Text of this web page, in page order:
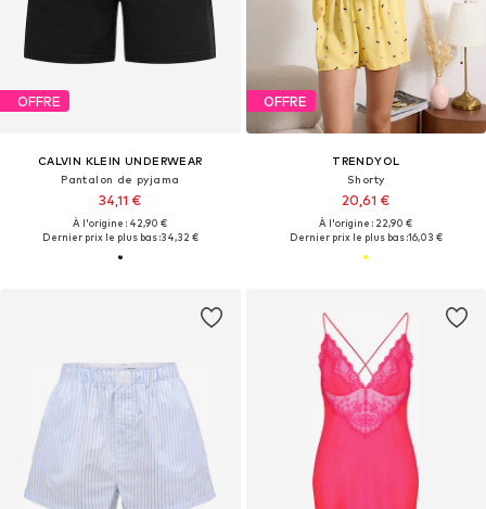
OFFRE
CALVIN KLEIN UNDERWEAR
Pantalon de pyjama
34,11 €
À l'origine : 42,90 €
Dernier prix le plus bas :34,32 €
OFFRE
TRENDYOL
Shorty
20,61 €
À l'origine : 22,90 €
Dernier prix le plus bas :16,03 €